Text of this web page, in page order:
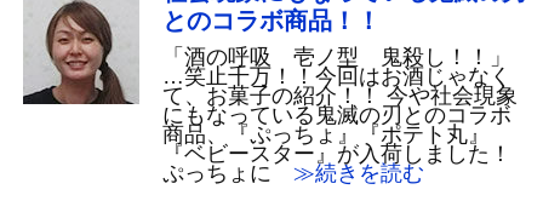
とのコラボ商品！！
「酒の呼吸 壱ノ型 鬼殺し！！」
…笑止千万！！今回はお酒じゃなく
て、お菓子の紹介！！ 今や社会現象
にもなっている鬼滅の刃とのコラボ
商品、『ぷっちょ』『ポテト丸』
『ベビースター』が入荷しました！
ぷっちょに ≫続きを読む